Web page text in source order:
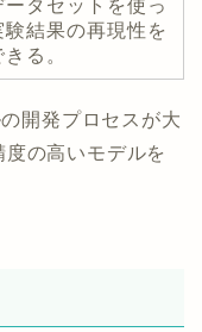
ータセットを使っ
験結果の再現性を
る。
開発プロセスが大
の高いモデルを